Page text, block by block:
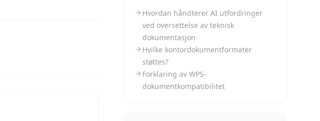
Hvordan håndterer AI utfordringer
ved oversettelse av teknisk
dokumentasjon
Hvilke kontordokumentformater
støttes?
Forklaring av WPS-
dokumentkompatibilitet